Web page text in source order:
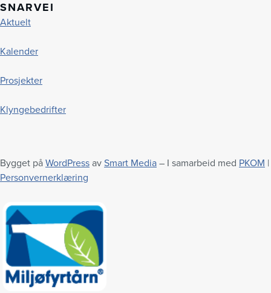
SNARVEI
Aktuelt
Kalender
Prosjekter
Klyngebedrifter
Bygget på WordPress av Smart Media – I samarbeid med PKOM |
Personvernerklæring